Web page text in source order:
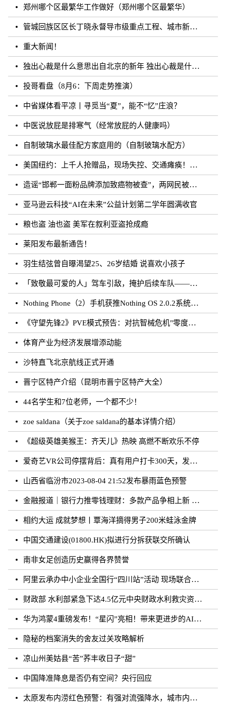
郑州哪个区最繁华工作做好（郑州哪个区最繁华）
管城回族区区长丁晓永督导市级重点工程、城市新建道路及学校建设工作
重大新闻！
独出心裁是什么意思出自北京的新年 独出心裁是什么意思
投哥看盘（8月6：下周走势推演）
中省媒体看平凉丨寻觅当“夏”，能不“忆”庄浪？
中医说放屁是排寒气（经常放屁的人健康吗）
自制玻璃水最佳配方家庭用的（自制玻璃水配方）
美国纽约：上千人抢赠品，现场失控、交通瘫痪！一游戏主播被拘留
造谣“邯郸一面粉品牌添加致癌物被查”，两网民被行政拘留
亚马逊云科技“AI在未来”公益计划第二学年圆满收官
粮也盗 油也盗 美军在叙利亚盗抢成瘾
莱阳发布最新通告！
羽生结弦曾自曝渴望25、26岁结婚 说喜欢小孩子
「致敬最可爱的人」驾车引敌，掩护后续车队——记抗美援朝老兵、原志愿军第39军后勤汽车二连汽车运输兵范连成
Nothing Phone（2）手机获推Nothing OS 2.0.2系统更新
《守望先锋2》PVE模式预告：对抗智械危机"零度象限"
体育产业为经济发展增添动能
沙特直飞北京航线正式开通
晋宁区特产介绍（昆明市晋宁区特产大全）
44名学生和7位老师，一个都不少！
zoe saldana（关于zoe saldana的基本详情介绍）
《超级英雄美猴王：齐天儿》热映 高燃不断欢乐不停
爱奇艺VR公司停摆背后：真有用户打卡300天，发烧也不间断，返现承诺没兑现
山西省临汾市2023-08-04 21:52发布暴雨蓝色预警
金融报道｜银行力推零钱理财：多款产品争相上新 快赎额度频频提升
相约大运 成就梦想丨覃海洋摘得男子200米蛙泳金牌
中国交通建设(01800.HK)拟进行分拆获联交所确认
南非女足创造历史赢得各界赞誉
阿里云承办中小企业全国行“四川站”活动 现场联合发布采购需求超10亿元
财政部 水利部紧急下达4.5亿元中央财政水利救灾资金 支持京津冀地区做好水毁水利工程设施修复等防汛救灾工作
华为鸿蒙4重磅发布！“星闪”亮相！带来更进步的AI 将具备大模型能力
隐秘的档案消失的舍友过关攻略解析
凉山州美姑县“苦”荞丰收日子“甜”
中国降准降息是否仍有空间？央行回应
太原发布内涝红色预警：有强对流强降水，城市内涝风险很高